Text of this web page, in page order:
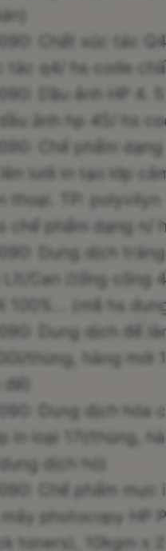
Chất xúc tác
tác q4/ hs code
Dầu ảnh HP 4.
dầu ảnh hp 45/ hs
Chế phẩm
lưới in tạo lớp
thoại. TP:
chế phẩm dạng n/
Dung dịch
Lít/Can (tổng
100%... (mã hs
Dung dịch để
thùng, hàng mới
Dung dịch hóa
in loại 17l/thùng,
dịch hó)
Chế phẩm
photocopy HP
toners), 10kgm x